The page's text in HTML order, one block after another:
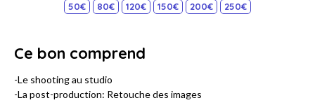
50€ 80€ 120€ 150€ 200€ 250€
Ce bon comprend
-Le shooting au studio
-La post-production: Retouche des images